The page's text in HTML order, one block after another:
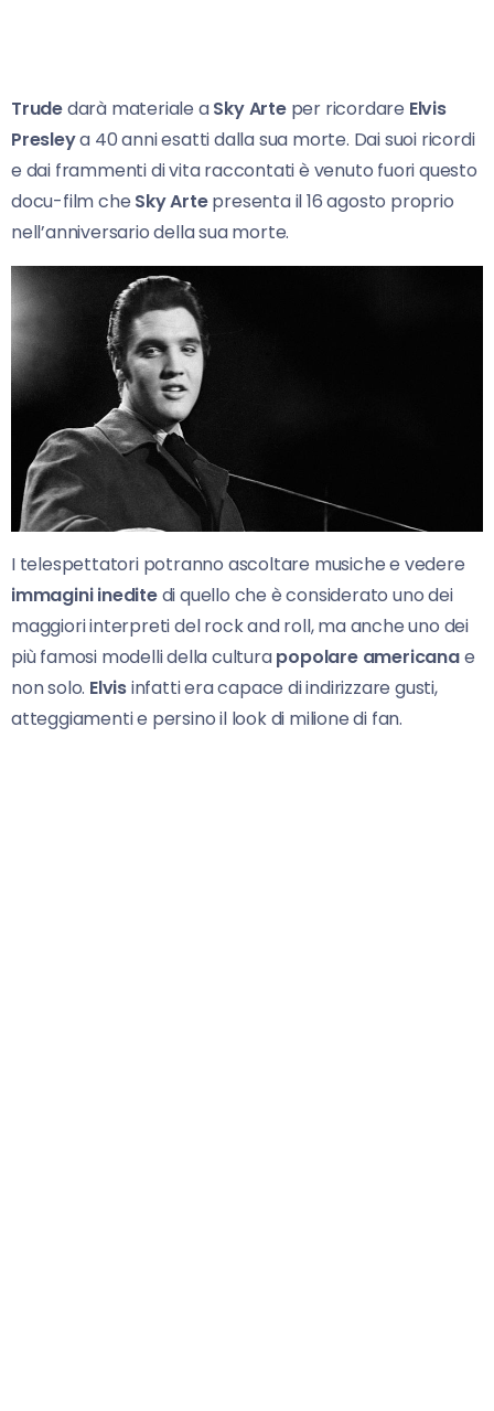
Trudedarà materiale aSky Arteper ricordare Elvis
Presleya 40 anni esatti dalla sua morte. Dai suoi ricordi
e dai frammenti di vita raccontati è venuto fuori questo
docu-film che Sky Artepresenta il 16 agosto proprio
nell’anniversario della sua morte.
I telespettatori potranno ascoltare musiche e vedere
immagini ineditedi quello che è considerato uno dei
maggiori interpreti del rock and roll, ma anche uno dei
più famosi modelli della culturapopolare americanae
non solo. Elvisinfatti era capace di indirizzare gusti,
atteggiamenti e persino il look di milione di fan.